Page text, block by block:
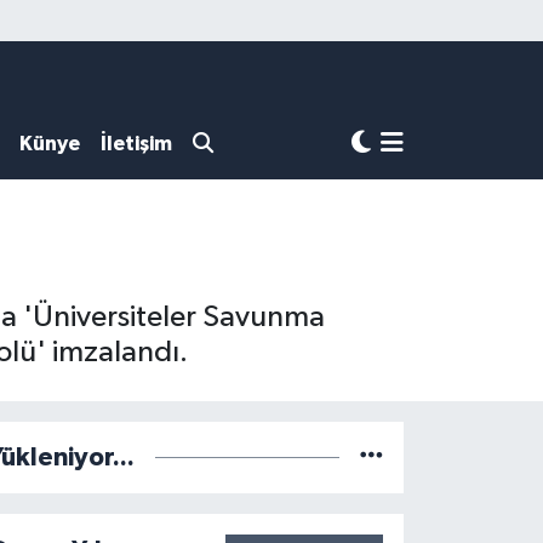
Künye İletişim
'Üniversiteler Savunma
imzalandı.